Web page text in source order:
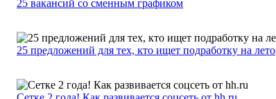
25 вакансий со сменным графиком
25 предложений для тех, кто ищет подработку на лето